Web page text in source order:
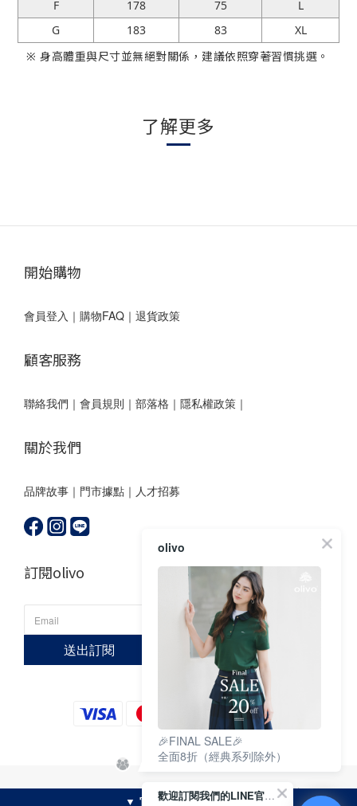
F
178 75
L
G
183 83
XL
※ 身高體重與尺寸並無絕對關係，建議依照穿著習慣挑選。
了解更多
開始購物
會員登入 ｜ 購物FAQ ｜ 退貨政策
顧客服務
聯絡我們 ｜ 會員規則 ｜ 部落格 ｜ 隱私權政策｜
關於我們
品牌故事 ｜ 門市據點 ｜ 人才招募
訂閱olivo
送出訂閱
© 2022 olivo. All rights reserved. 千靖國際股份有限公司｜統一編號 27702969
▼ 官網限定特惠 |活動
olivo
🎉FINAL SALE🎉
全面8折（經典系列除外）
歡迎訂閱我們的LINE官方帳號